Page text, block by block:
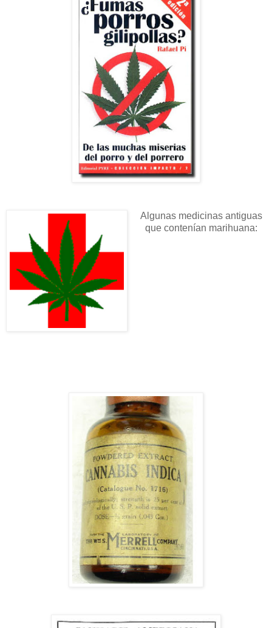
Algunas medicinas antiguas
que contenían marihuana: